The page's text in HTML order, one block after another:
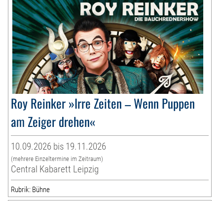
Roy Reinker »Irre Zeiten – Wenn Puppen
am Zeiger drehen«
10.09.2026 bis 19.11.2026
(mehrere Einzeltermine im Zeitraum)
Central Kabarett Leipzig
Rubrik: Bühne